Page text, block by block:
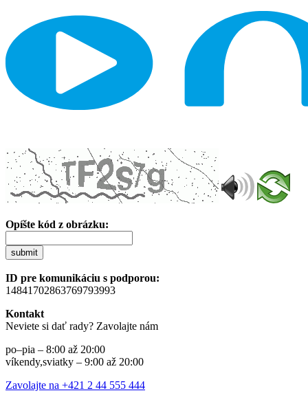
Opíšte kód z obrázku:
submit
ID pre komunikáciu s podporou:
14841702863769793993
Kontakt
Neviete si dať rady? Zavolajte nám
po–pia – 8:00 až 20:00
víkendy,sviatky – 9:00 až 20:00
Zavolajte na +421 2 44 555 444